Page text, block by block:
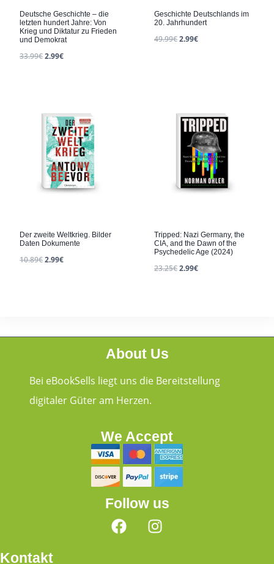
Deutsche Geschichte – die
letzten hundert Jahre: Von
Krieg und Diktatur zu Frieden
und Demokrat
33.99€2.99€
Geschichte Deutschlands im
20. Jahrhundert
49.99€2.99€
Der zweite Weltkrieg. Bilder
Daten Dokumente
10.89€2.99€
Tripped: Nazi Germany, the
CIA, and the Dawn of the
Psychedelic Age (2024)
23.25€2.99€
About Us
Bei eBookSells liegt uns die Bereitstellung
digitaler Güter am Herzen.
We Accept
Follow us
Kontakt